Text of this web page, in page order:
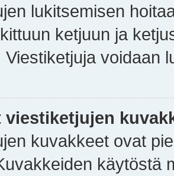
lukitsemisen
ketjuun ja
Viestiketjuja voidaan
viestiketjujen
kuvakkeet ovat
käytöstä